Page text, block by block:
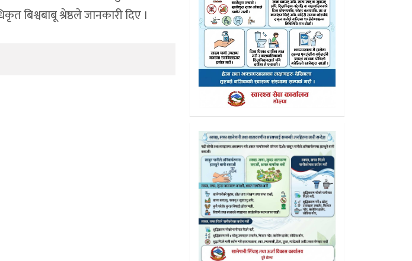
बिश्वबाबू श्रेष्ठले जानकारी दिए ।